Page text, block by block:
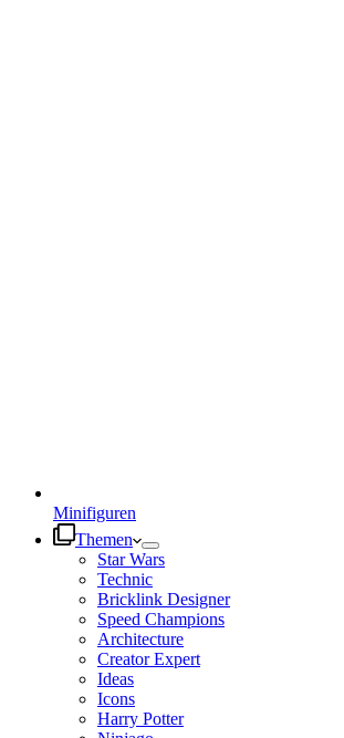
Minifiguren
Themen
Star Wars
Technic
Bricklink Designer
Speed Champions
Architecture
Creator Expert
Ideas
Icons
Harry Potter